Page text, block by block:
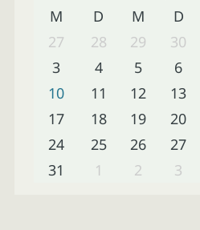
M D M D
27
28 29 30
3
4 5 6
10
11 12 13
17
18 19 20
24
25 26 27
31
1 2 3